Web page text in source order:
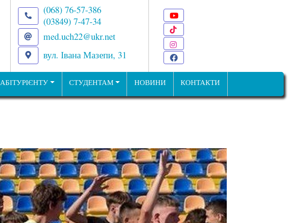
(068) 76-57-386
(03849) 7-47-34
med.uch22@ukr.net
вул. Івана Мазепи, 31
АБІТУРІЄНТУ СТУДЕНТАМ НОВИНИ КОНТАКТИ